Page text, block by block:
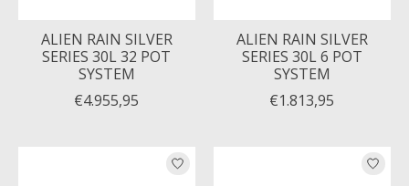
ALIEN RAIN SILVER
SERIES 30L 32 POT
SYSTEM
€4.955,95
ALIEN RAIN SILVER
SERIES 30L 6 POT
SYSTEM
€1.813,95